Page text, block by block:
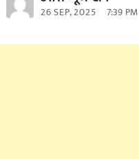
26 SEP, 2025 7:39 PM